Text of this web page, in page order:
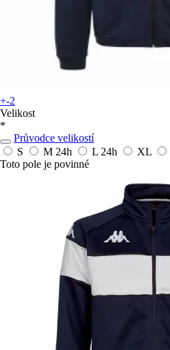
+-2
Velikost
*
Průvodce velikostí
S
M 24h L 24h XL
Toto pole je povinné